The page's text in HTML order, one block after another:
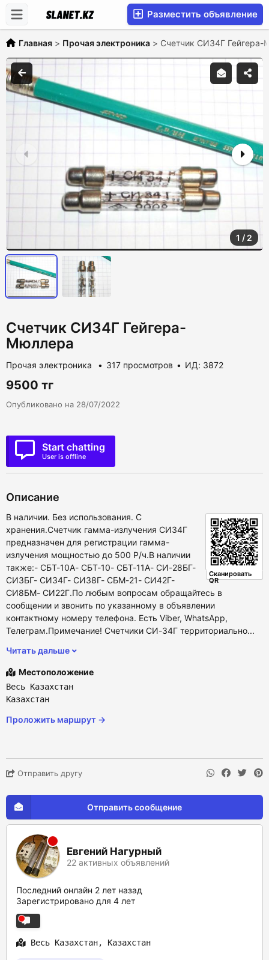
Разместить объявление
Главная > Прочая электроника > Счетчик СИ34Г
1 / 2
Счетчик СИ34Г Гейгера-
Мюллера
Прочая электроника 317 просмотров ИД: 3872
9500 тг
Опубликовано на 28/07/2022
Start chatting
User is offline
Описание
Сканировать
QR
В наличии. Без использования. С
хранения.Счетчик гамма-излучения СИ34Г
предназначен для регистрации гамма-
излучения мощностью до 500 Р/ч.В наличии
также:- СБТ-10А- СБТ-10- СБТ-11А- СИ-28БГ-
СИ3БГ- СИ34Г- СИ38Г- СБМ-21- СИ42Г-
СИ8БМ- СИ22Г.По любым вопросам обращайтесь в
сообщении и звонить по указанному в объявлении
контактному номеру телефона. Есть Viber, WhatsApp,
Телеграм.Примечание! Счетчики СИ-34Г территориально...
Читать дальше
Местоположение
Весь Казахстан
Казахстан
Проложить маршрут →
Отправить другу
Отправить сообщение
Евгений Нагурный
22 активных объявлений
Последний онлайн 2 лет назад
Зарегистрировано для 4 лет
Весь Казахстан, Казахстан